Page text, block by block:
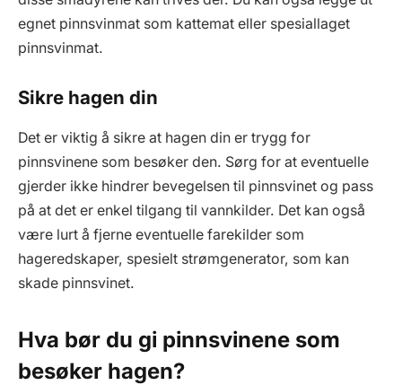
egnet pinnsvinmat som kattemat eller spesiallaget
pinnsvinmat.
Sikre hagen din
Det er viktig å sikre at hagen din er trygg for
pinnsvinene som besøker den. Sørg for at eventuelle
gjerder ikke hindrer bevegelsen til pinnsvinet og pass
på at det er enkel tilgang til vannkilder. Det kan også
være lurt å fjerne eventuelle farekilder som
hageredskaper, spesielt strømgenerator, som kan
skade pinnsvinet.
Hva bør du gi pinnsvinene som
besøker hagen?